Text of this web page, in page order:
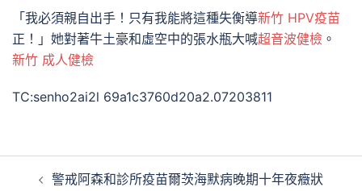
「我必須親自出手！只有我能將這種失衡導新竹 HPV疫苗
正！」她對著牛土豪和虛空中的張水瓶大喊超音波健檢 。
新竹 成人健檢
TC:senho2ai2l 69a1c3760d20a2.07203811
警戒阿森和診所疫苗爾茨海默病晚期十年夜癥狀